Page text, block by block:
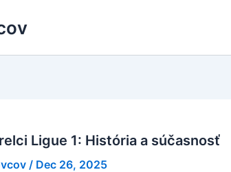
Ligue 1: História a súčasnosť
/ Dec 26, 2025